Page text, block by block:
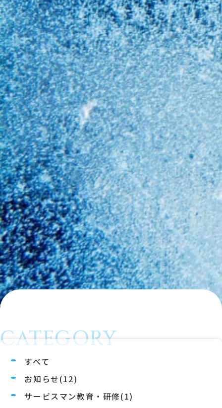
CATEGORY
すべて
お知らせ(12)
サービスマン教育・研修(1)